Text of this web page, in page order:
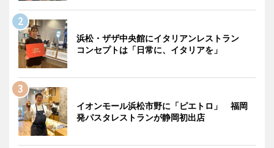
浜松・ザザ中央館にイタリアンレストラン
コンセプトは「日常に、イタリアを」
イオンモール浜松市野に「ピエトロ」 福岡
発パスタレストランが静岡初出店